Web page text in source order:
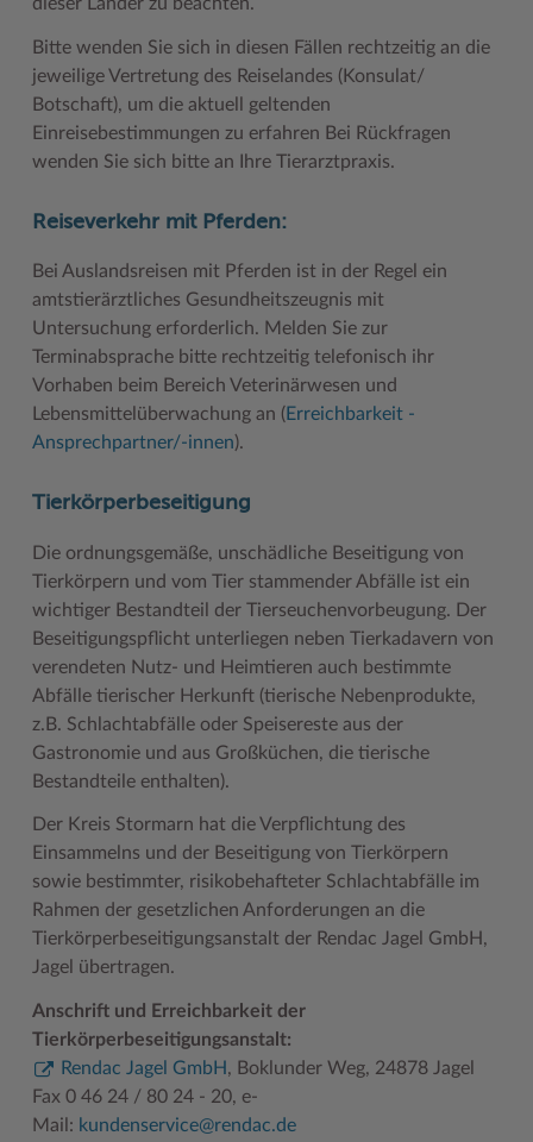
dieser Länder zu beachten.
Bitte wenden Sie sich in diesen Fällen rechtzeitig an die
jeweilige Vertretung des Reiselandes (Konsulat/
Botschaft), um die aktuell geltenden
Einreisebestimmungen zu erfahren Bei Rückfragen
wenden Sie sich bitte an Ihre Tierarztpraxis.
Reiseverkehr mit Pferden:
Bei Auslandsreisen mit Pferden ist in der Regel ein
amtstierärztliches Gesundheitszeugnis mit
Untersuchung erforderlich. Melden Sie zur
Terminabsprache bitte rechtzeitig telefonisch ihr
Vorhaben beim Bereich Veterinärwesen und
Lebensmittelüberwachung an ( Erreichbarkeit -
Ansprechpartner/-innen).
Tierkörperbeseitigung
Die ordnungsgemäße, unschädliche Beseitigung von
Tierkörpern und vom Tier stammender Abfälle ist ein
wichtiger Bestandteil der Tierseuchenvorbeugung. Der
Beseitigungspflicht unterliegen neben Tierkadavern von
verendeten Nutz- und Heimtieren auch bestimmte
Abfälle tierischer Herkunft (tierische Nebenprodukte,
z.B. Schlachtabfälle oder Speisereste aus der
Gastronomie und aus Großküchen, die tierische
Bestandteile enthalten).
Der Kreis Stormarn hat die Verpflichtung des
Einsammelns und der Beseitigung von Tierkörpern
sowie bestimmter, risikobehafteter Schlachtabfälle im
Rahmen der gesetzlichen Anforderungen an die
Tierkörperbeseitigungsanstalt der Rendac Jagel GmbH,
Jagel übertragen.
Anschrift und Erreichbarkeit der
Tierkörperbeseitigungsanstalt:
Rendac Jagel GmbH , Boklunder Weg, 24878 Jagel
Fax 0 46 24 / 80 24 - 20, e-
Mail: kundenservice@rendac.de